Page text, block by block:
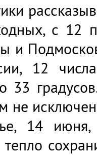
с 12
и
12
33
не
14 июня,
тепло